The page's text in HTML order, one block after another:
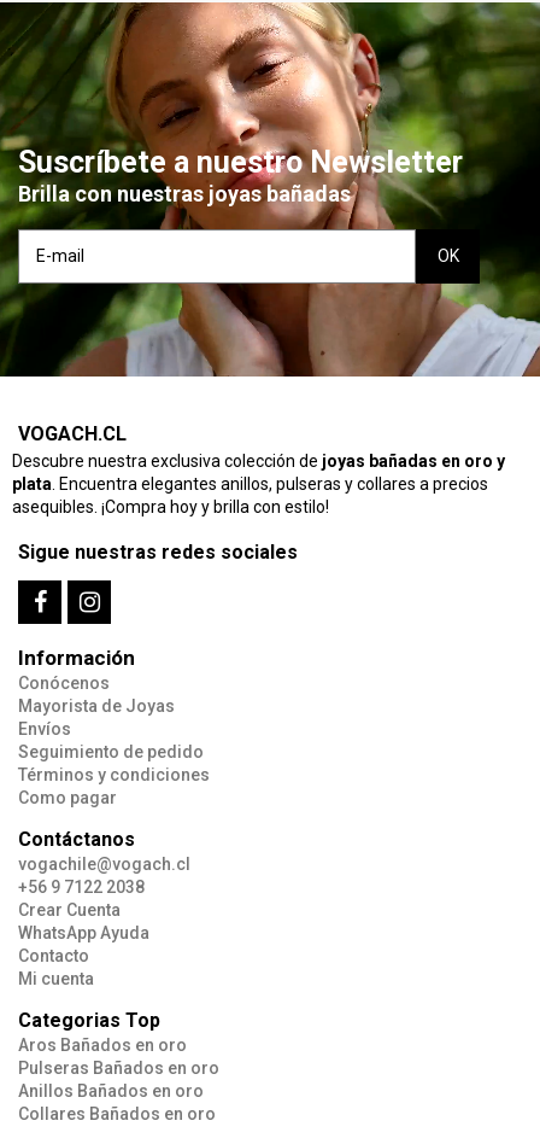
Suscríbete a nuestro Newsletter
Brilla con nuestras joyas bañadas
VOGACH.CL
Descubre nuestra exclusiva colección de joyas bañadas en oro y
plata. Encuentra elegantes anillos, pulseras y collares a precios
asequibles. ¡Compra hoy y brilla con estilo!
Sigue nuestras redes sociales
Información
Conócenos
Mayorista de Joyas
Envíos
Seguimiento de pedido
Términos y condiciones
Como pagar
Contáctanos
vogachile@vogach.cl
+56 9 7122 2038
Crear Cuenta
WhatsApp Ayuda
Contacto
Mi cuenta
Categorias Top
Aros Bañados en oro
Pulseras Bañados en oro
Anillos Bañados en oro
Collares Bañados en oro